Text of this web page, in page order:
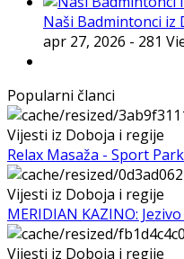
Naši Badmintonci iz
apr 27, 2026 - 281
Popularni članci
Vijesti iz Doboja i regije
Relax Masaža - Sport
Vijesti iz Doboja i regije
MERIDIAN KAZINO:
Vijesti iz Doboja i regije